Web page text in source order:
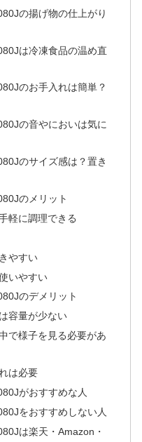
の揚げ物の仕上がり
は冷凍食品の温め直
のお手入れは簡単？
の音やにおいは気に
のサイズ感は？置き
のメリット
軽に調理できる
やすい
いやすい
のデメリット
容量が少ない
で様子を見る必要があ
は必要
がおすすめな人
をおすすめしない人
は楽天・Amazon・